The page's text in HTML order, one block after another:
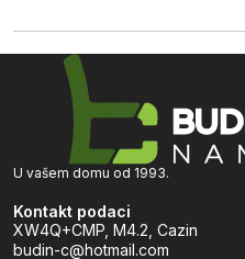
U vašem domu od 1993.
Kontakt podaci
XW4Q+CMP, M4.2, Cazin
budin-c@hotmail.com